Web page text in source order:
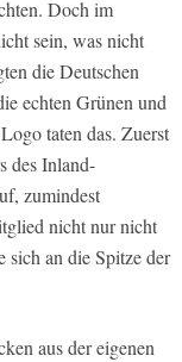
Doch im
sein, was nicht
die Deutschen
echten Grünen und
taten das. Zuerst
des Inland-
zumindest
nicht nur nicht
sich an die Spitze der
aus der eigenen